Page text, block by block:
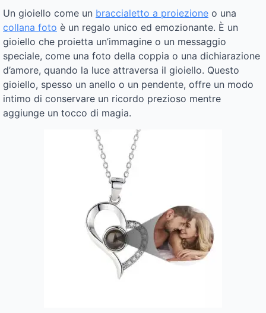
Un gioiello come un braccialetto a proiezione o una
collana foto è un regalo unico ed emozionante. È un
gioiello che proietta un’immagine o un messaggio
speciale, come una foto della coppia o una dichiarazione
d’amore, quando la luce attraversa il gioiello. Questo
gioiello, spesso un anello o un pendente, offre un modo
intimo di conservare un ricordo prezioso mentre
aggiunge un tocco di magia.